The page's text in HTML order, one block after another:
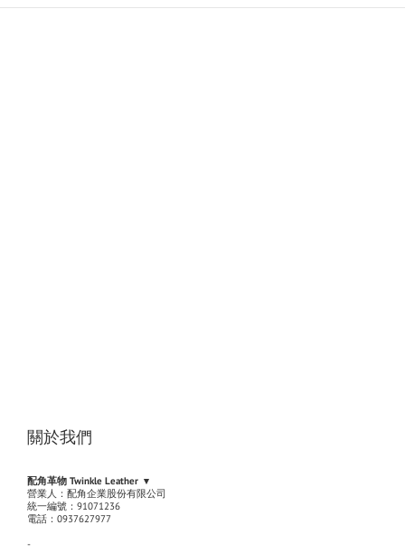
關於我們
配角革物 Twinkle Leather ▾
營業人：配角企業股份有限公司
統一編號：91071236
電話：0937627977
-